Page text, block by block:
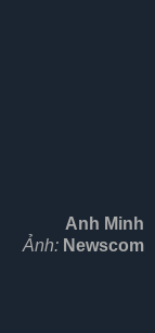
Anh Minh
Ảnh: Newscom